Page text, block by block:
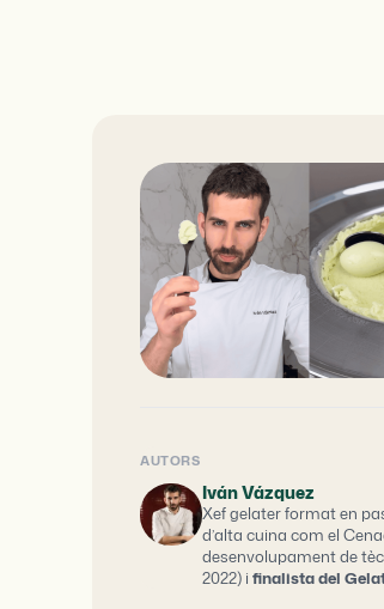
AUTORS
Iván Vázquez
Xef gelater format en
d’alta cuina com el
desenvolupament de
2022) ifinalista del